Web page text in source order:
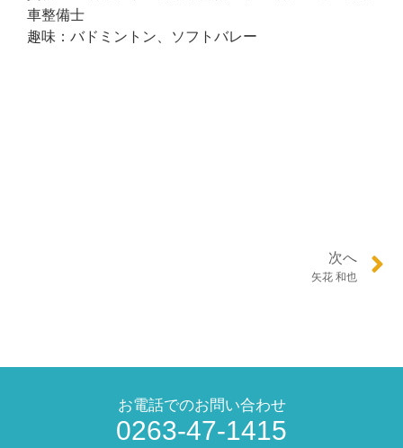
車整備士
趣味：バドミントン、ソフトバレー
次へ
矢花 和也
お電話でのお問い合わせ
0263-47-1415